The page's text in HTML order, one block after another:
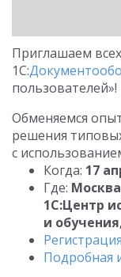
Приглашаем
1С:
пользователей»!
Обменяемся
решения
с
Когда: 17
Где:
1С:Центр
и
Регистрация
Подробная